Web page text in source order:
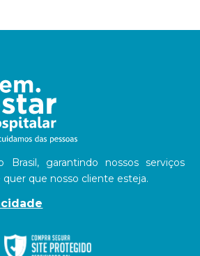
garantindo nossos serviços
quer que nosso cliente esteja.